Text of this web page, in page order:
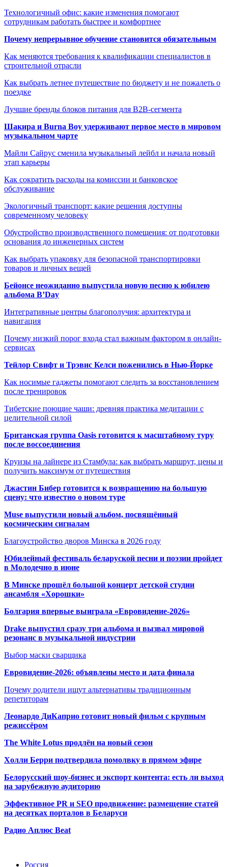
Технологичный офис: какие изменения помогают
сотрудникам работать быстрее и комфортнее
Почему непрерывное обучение становится обязательным
Как меняются требования к квалификации специалистов в
строительной отрасли
Как выбрать летнее путешествие по бюджету и не пожалеть о
поездке
Лучшие бренды блоков питания для B2B-сегмента
Шакира и Burna Boy удерживают первое место в мировом
музыкальном чарте
Майли Сайрус сменила музыкальный лейбл и начала новый
этап карьеры
Как сократить расходы на комиссии и банковское
обслуживание
Экологичный транспорт: какие решения доступны
современному человеку
Обустройство производственного помещения: от подготовки
основания до инженерных систем
Как выбрать упаковку для безопасной транспортировки
товаров и личных вещей
Бейонсе неожиданно выпустила новую песню к юбилею
альбома B’Day
Интегративные центры благополучия: архитектура и
навигация
Почему низкий порог входа стал важным фактором в онлайн-
сервисах
Тейлор Свифт и Трэвис Келси поженились в Нью-Йорке
Как носимые гаджеты помогают следить за восстановлением
после тренировок
Тибетские поющие чаши: древняя практика медитации с
целительной силой
Британская группа Oasis готовится к масштабному туру
после воссоединения
Круизы на лайнере из Стамбула: как выбрать маршрут, цены и
получить максимум от путешествия
Джастин Бибер готовится к возвращению на большую
сцену: что известно о новом туре
Muse выпустили новый альбом, посвящённый
космическим сигналам
Благоустройство дворов Минска в 2026 году
Юбилейный фестиваль беларуской песни и поэзии пройдет
в Молодечно в июне
В Минске прошёл большой концерт детской студии
ансамбля «Хорошки»
Болгария впервые выиграла «Евровидение-2026»
Drake выпустил сразу три альбома и вызвал мировой
резонанс в музыкальной индустрии
Выбор маски сварщика
Евровидение-2026: объявлены место и дата финала
Почему родители ищут альтернативы традиционным
репетиторам
Леонардо ДиКаприо готовит новый фильм с крупным
режиссёром
The White Lotus продлён на новый сезон
Холли Берри подтвердила помолвку в прямом эфире
Белорусский шоу-бизнес и экспорт контента: есть ли выход
на зарубежную аудиторию
Эффективное PR и SEO продвижение: размещение статей
на десятках порталов в Беларуси
Радио Аплюс Beat
Россия